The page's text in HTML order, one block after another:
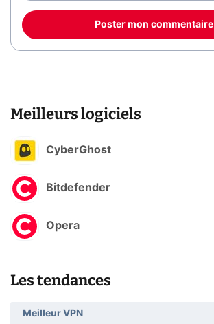
Poster mon commentaire
Meilleurs logiciels
CyberGhost
Bitdefender
Opera
Les tendances
Meilleur VPN